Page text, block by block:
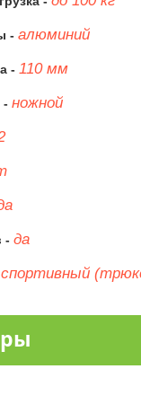
- алюминий
- 110 мм
- ножной
- да
спортивный